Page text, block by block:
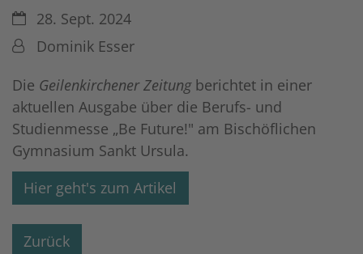
Datum:28. Sept. 2024
Von:Dominik Esser
Die Geilenkirchener Zeitung berichtet in einer
aktuellen Ausgabe über die Berufs- und
Studienmesse „Be Future!" am Bischöflichen
Gymnasium Sankt Ursula.
Hier geht's zum Artikel
Zurück